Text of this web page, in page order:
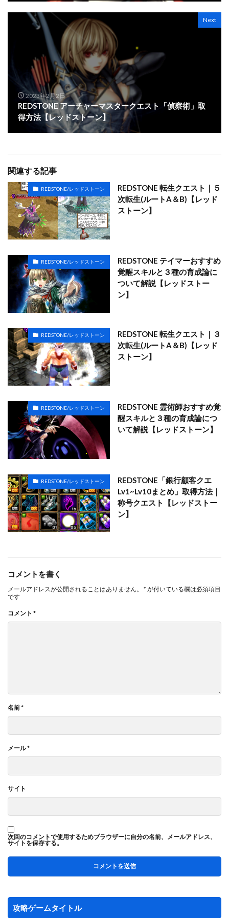
Next
2023年2月2日
REDSTONE アーチャーマスタークエスト「偵察術」取
得方法【レッドストーン】
関連する記事
REDSTONE/レッドストーン
REDSTONE 転生クエスト｜５
次転生(ルートA＆B)【レッド
ストーン】
REDSTONE/レッドストーン
REDSTONE テイマーおすすめ
覚醒スキルと３種の育成論に
ついて解説【レッドストー
ン】
REDSTONE/レッドストーン
REDSTONE 転生クエスト｜３
次転生(ルートA＆B)【レッド
ストーン】
REDSTONE/レッドストーン
REDSTONE 霊術師おすすめ覚
醒スキルと３種の育成論につ
いて解説【レッドストーン】
REDSTONE/レッドストーン
REDSTONE「銀行顧客クエ
Lv1~Lv10まとめ」取得方法｜
称号クエスト【レッドストー
ン】
コメントを書く
メールアドレスが公開されることはありません。 *が付いている欄は必須項目
です
コメント *
名前*
メール*
サイト
次回のコメントで使用するためブラウザーに自分の名前、メールアドレス、
サイトを保存する。
攻略ゲームタイトル